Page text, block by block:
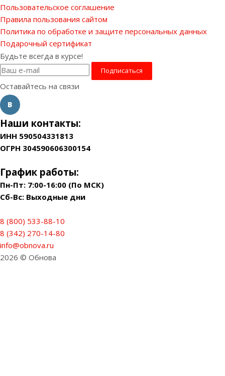
Пользовательское соглашение
Правила пользования сайтом
Политика по обработке и защите персональных данных
Подарочный сертификат
Будьте всегда в курсе!
Оставайтесь на связи
Наши контакты:
ИНН 590504331813
ОГРН 304590606300154
График работы:
Пн-Пт: 7:00-16:00 (По МСК)
Сб-Вс: Выходные дни
8 (800) 533-88-10
8 (342) 270-14-80
info@obnova.ru
2026 © Обнова